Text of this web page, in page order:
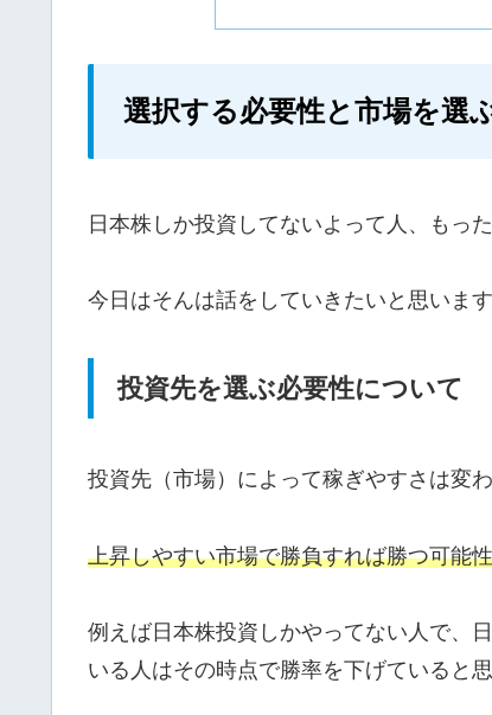
選択する必要性と市場を選
日本株しか投資してないよって人、もった
今日はそんは話をしていきたいと思います
投資先を選ぶ必要性について
投資先（市場）によって稼ぎやすさは変わ
上昇しやすい市場で勝負すれば勝つ可能
例えば日本株投資しかやってない人で、
いる人はその時点で勝率を下げていると